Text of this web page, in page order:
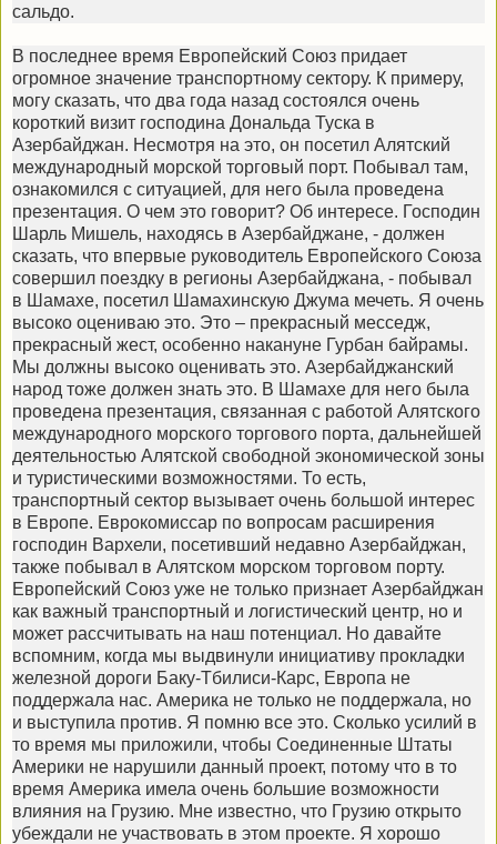
сальдо.
В последнее время Европейский Союз придает
огромное значение транспортному сектору. К примеру,
могу сказать, что два года назад состоялся очень
короткий визит господина Дональда Туска в
Азербайджан. Несмотря на это, он посетил Алятский
международный морской торговый порт. Побывал там,
ознакомился с ситуацией, для него была проведена
презентация. О чем это говорит? Об интересе. Господин
Шарль Мишель, находясь в Азербайджане, - должен
сказать, что впервые руководитель Европейского Союза
совершил поездку в регионы Азербайджана, - побывал
в Шамахе, посетил Шамахинскую Джума мечеть. Я очень
высоко оцениваю это. Это – прекрасный месседж,
прекрасный жест, особенно накануне Гурбан байрамы.
Мы должны высоко оценивать это. Азербайджанский
народ тоже должен знать это. В Шамахе для него была
проведена презентация, связанная с работой Алятского
международного морского торгового порта, дальнейшей
деятельностью Алятской свободной экономической зоны
и туристическими возможностями. То есть,
транспортный сектор вызывает очень большой интерес
в Европе. Еврокомиссар по вопросам расширения
господин Вархели, посетивший недавно Азербайджан,
также побывал в Алятском морском торговом порту.
Европейский Союз уже не только признает Азербайджан
как важный транспортный и логистический центр, но и
может рассчитывать на наш потенциал. Но давайте
вспомним, когда мы выдвинули инициативу прокладки
железной дороги Баку-Тбилиси-Карс, Европа не
поддержала нас. Америка не только не поддержала, но
и выступила против. Я помню все это. Сколько усилий в
то время мы приложили, чтобы Соединенные Штаты
Америки не нарушили данный проект, потому что в то
время Америка имела очень большие возможности
влияния на Грузию. Мне известно, что Грузию открыто
убеждали не участвовать в этом проекте. Я хорошо